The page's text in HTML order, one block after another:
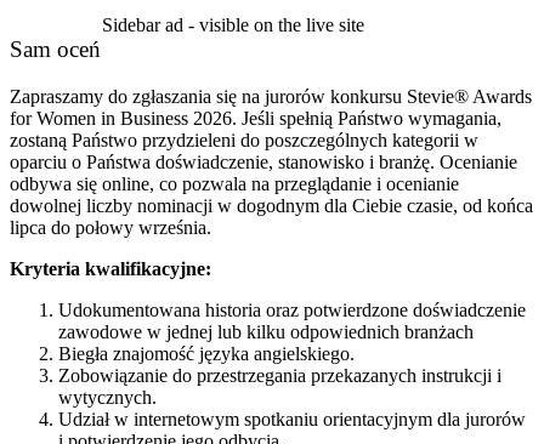
Sidebar ad - visible on the live site
Sam oceń
Zapraszamy do zgłaszania się na jurorów konkursu Stevie® Awards
for Women in Business 2026. Jeśli spełnią Państwo wymagania,
zostaną Państwo przydzieleni do poszczególnych kategorii w
oparciu o Państwa doświadczenie, stanowisko i branżę. Ocenianie
odbywa się online, co pozwala na przeglądanie i ocenianie
dowolnej liczby nominacji w dogodnym dla Ciebie czasie, od końca
lipca do połowy września.
Kryteria kwalifikacyjne:
Udokumentowana historia oraz potwierdzone doświadczenie
zawodowe w jednej lub kilku odpowiednich branżach
Biegła znajomość języka angielskiego.
Zobowiązanie do przestrzegania przekazanych instrukcji i
wytycznych.
Udział w internetowym spotkaniu orientacyjnym dla jurorów